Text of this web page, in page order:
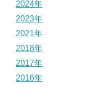
2024年
2023年
2021年
2018年
2017年
2016年